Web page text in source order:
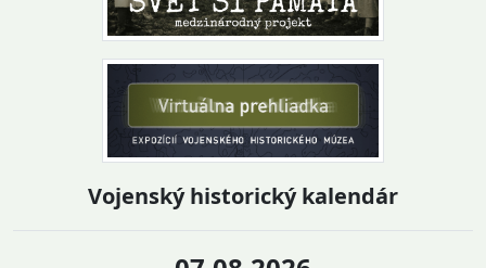
Vojenský historický kalendár